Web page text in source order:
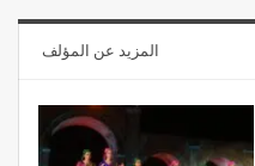
المزيد عن المؤلف